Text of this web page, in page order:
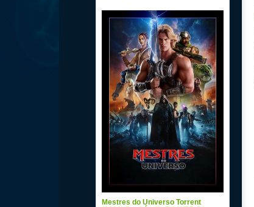
Mestres do Universo Torrent